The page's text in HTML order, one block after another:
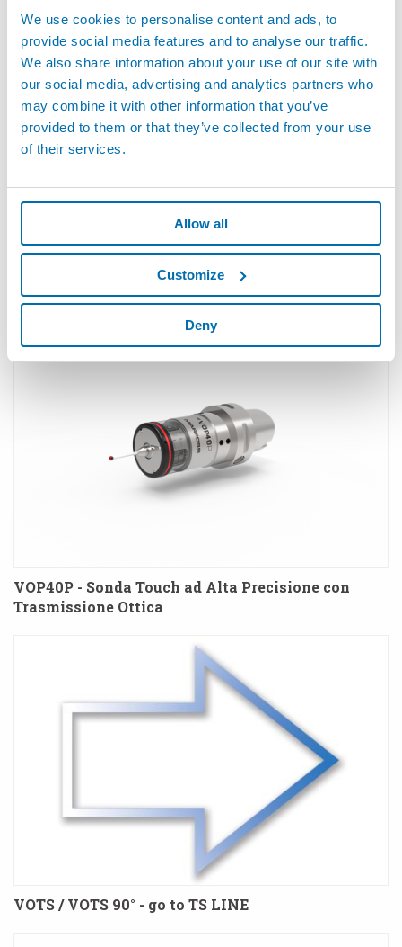
We use cookies to personalise content and ads, to
provide social media features and to analyse our traffic.
We also share information about your use of our site with
our social media, advertising and analytics partners who
may combine it with other information that you’ve
provided to them or that they’ve collected from your use
of their services.
Allow all
Customize
Deny
VOP40L - Sonda Compatta a Trasmissione Ottica
per Torni
VOP40P - Sonda Touch ad Alta Precisione con
Trasmissione Ottica
VOTS / VOTS 90° - go to TS LINE